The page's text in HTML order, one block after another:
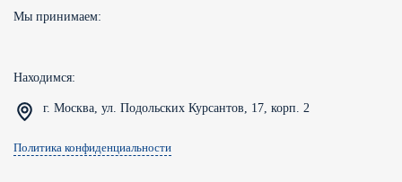
Мы принимаем:
Находимся:
г. Москва, ул. Подольских Курсантов, 17, корп. 2
Политика конфиденциальности